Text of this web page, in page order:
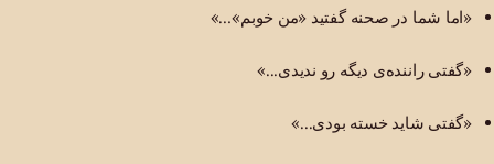
«اما شما در صحنه گفتید «من خوبم»…»
«گفتی راننده‌ی دیگه رو ندیدی...»
«گفتی شاید خسته بودی...»